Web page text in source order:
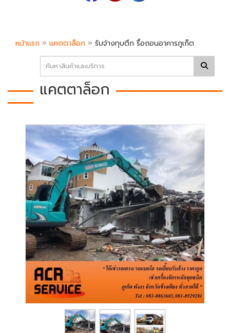
หน้าแรก » แคตตาล็อก » รับจ้างทุบตึก รื้อถอนอาคารภูเก็ต
แคตตาล็อก